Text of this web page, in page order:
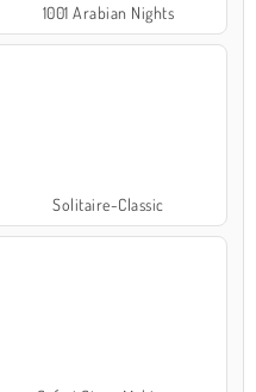
1001 Arabian Nights
Solitaire-Classic